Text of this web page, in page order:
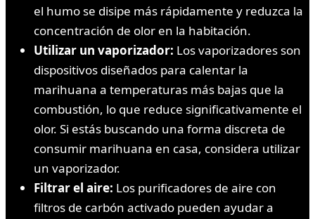
el humo se disipe más rápidamente y reduzca la
concentración de olor en la habitación.
Utilizar un vaporizador: Los vaporizadores son
dispositivos diseñados para calentar la
marihuana a temperaturas más bajas que la
combustión, lo que reduce significativamente el
olor. Si estás buscando una forma discreta de
consumir marihuana en casa, considera utilizar
un vaporizador.
Filtrar el aire: Los purificadores de aire con
filtros de carbón activado pueden ayudar a